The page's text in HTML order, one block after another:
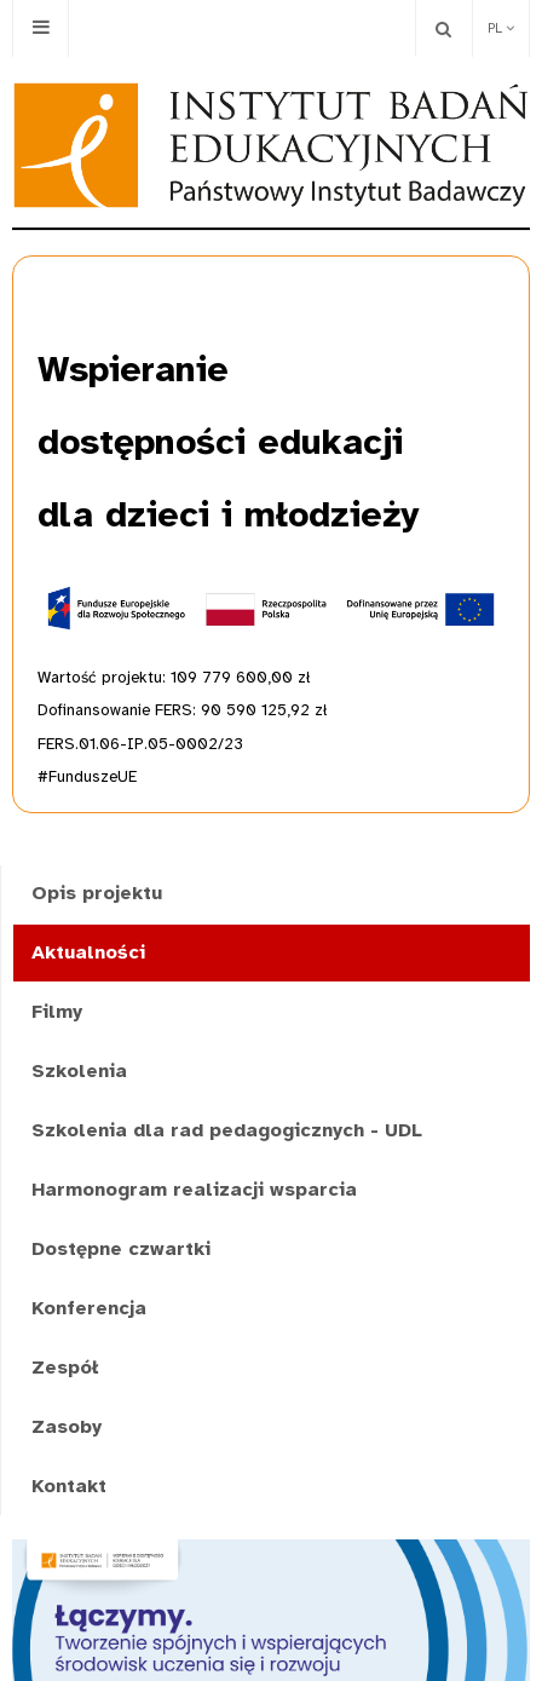
PL
Wspieranie
dostępności edukacji
dla dzieci i młodzieży
Wartość projektu: 109 779 600,00 zł
Dofinansowanie FERS: 90 590 125,92 zł
FERS.01.06-IP.05-0002/23
#FunduszeUE
Opis projektu
Aktualności
Filmy
Szkolenia
Szkolenia dla rad pedagogicznych - UDL
Harmonogram realizacji wsparcia
Dostępne czwartki
Konferencja
Zespół
Zasoby
Kontakt